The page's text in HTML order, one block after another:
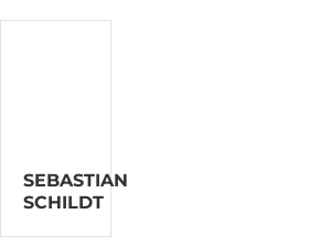
SEBASTIAN
SCHILDT